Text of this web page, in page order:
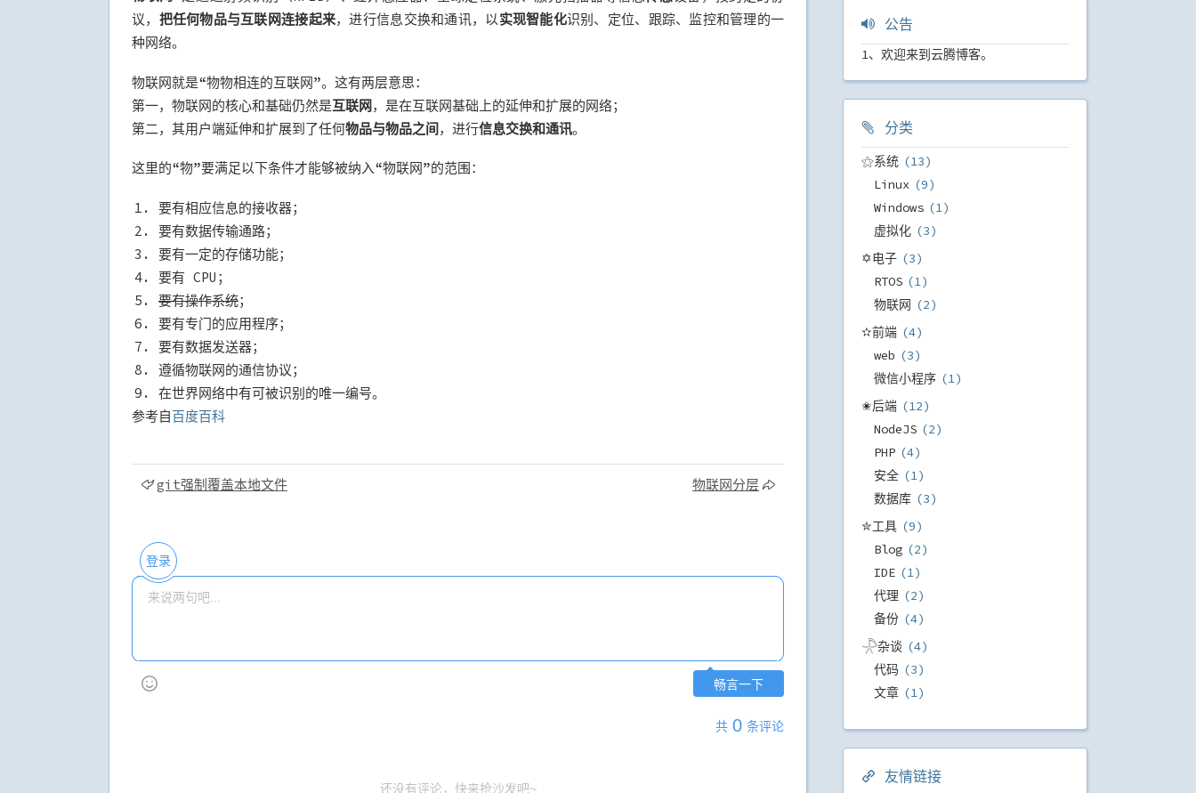
议， 把任何物品与互联网连接起来，进行信息交换和通讯，以实现智能化识别、定位、跟踪、监控和管理的一
种网络。
物联网就是“物物相连的互联网”。这有两层意思：
第一，物联网的核心和基础仍然是互联网，是在互联网基础上的延伸和扩展的网络；
第二，其用户端延伸和扩展到了任何物品与物品之间，进行信息交换和通讯。
这里的“物”要满足以下条件才能够被纳入“物联网”的范围：
要有相应信息的接收器；
要有数据传输通路；
要有一定的存储功能；
要有 CPU；
要有操作系统；
要有专门的应用程序；
要有数据发送器；
遵循物联网的通信协议；
在世界网络中有可被识别的唯一编号。
参考自百度百科
git强制覆盖本地文件 物联网分层
登录
畅言一下
共 0 条评论
还没有评论，快来抢沙发吧~
公告
1、欢迎来到云腾博客。
分类
⚝系统
13
Linux
9
Windows
1
虚拟化
3
✡电子
3
RTOS
1
物联网
2
✫前端
4
web
3
微信小程序
1
✬后端
12
NodeJS
2
PHP
4
安全
1
数据库
3
✮工具
9
Blog
2
IDE
1
代理
2
备份
4
𓇻杂谈
4
代码
3
文章
1
友情链接